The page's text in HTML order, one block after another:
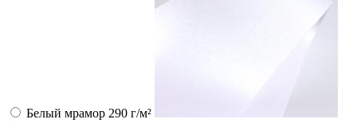
Белый мрамор 290 г/м²